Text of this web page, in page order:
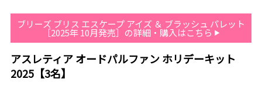
ブリーズ ブリス エスケープ アイズ ＆ ブラッシュ パレット
［2025年 10月発売］の詳細・購入はこちら
アスレティア オードパルファン ホリデーキット
2025【3名】